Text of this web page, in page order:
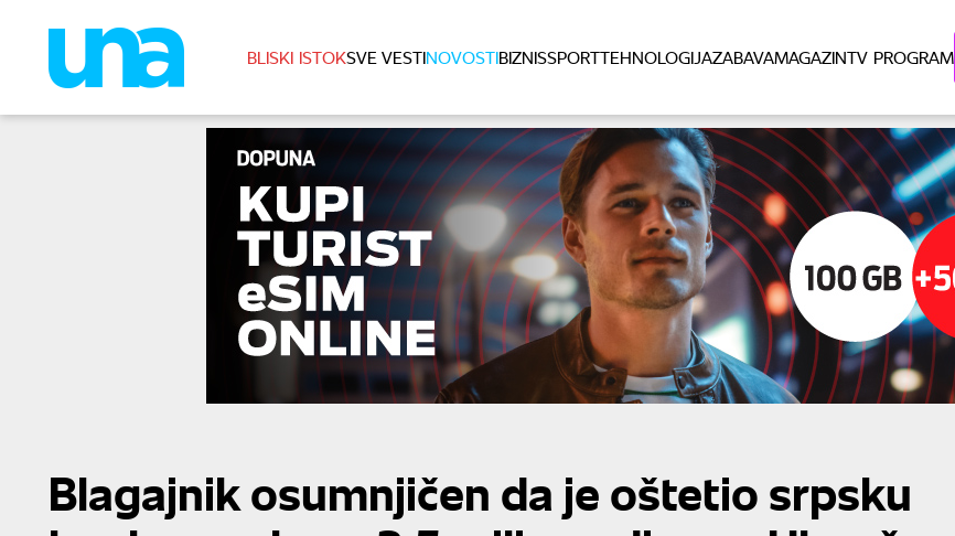
BLISKI ISTOKSVE VESTINOVOSTIBIZNISSPORTTEHNOLOGIJAZABAVAMAGAZINTV PROGRAM
Blagajnik osumnjičen da je oštetio srpsku